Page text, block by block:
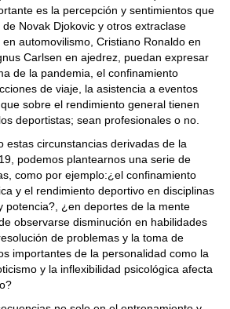
es la percepción y sentimientos que
Novak Djokovic y otros extraclase
automovilismo, Cristiano Ronaldo en
Carlsen en ajedrez, puedan expresar
de la pandemia, el confinamiento
de viaje, la asistencia a eventos
sobre el rendimiento general tienen
deportistas; sean profesionales o no.
estas circunstancias derivadas de la
podemos plantearnos una serie de
como por ejemplo:¿el confinamiento
y el rendimiento deportivo en disciplinas
potencia?, ¿en deportes de la mente
observarse disminución en habilidades
de problemas y la toma de
importantes de la personalidad como la
y la inflexibilidad psicológica afecta